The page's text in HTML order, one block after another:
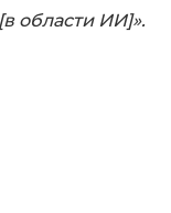
области ИИ]».